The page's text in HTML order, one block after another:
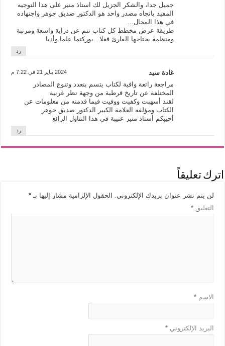
جميل جدا، والشكر الجزيل لك استاذ منير على هذا التوجيه
المفيد باتجاه مصدر واحد هو الدكتور صديق جوهر واجتهاده
في هذا المجال…
طريقة عرض مخطط كل كتاب تنم عن دراية واسعة ومرتبة
ومنظمة يحتاجها القارئ فعلا.. بوركتما علما وأدبا
رد
غادة سيد 2024 يناير 21 في 7:22 م
مراجعة رائعة وافية لكتاب يتسم بتعدد وتنوع المصادر
المختلفة عن تاريخ قرطبة من وجهة نظر غربية
لقند أسهبت وكفيت ووفيت فيما قدمته من معلومات عن
الكتاب ومؤلفه العلامة الكبير الدكتور صديق حوهر
أحييكم أستاذ منير عتيبة في هذا التناول الرائع
رد
اترك تعليقاً
لن يتم نشر عنوان بريدك الإلكتروني. الحقول الإلزامية مشار إليها بـ*
التعليق*
الاسم*
البريد الإلكتروني*